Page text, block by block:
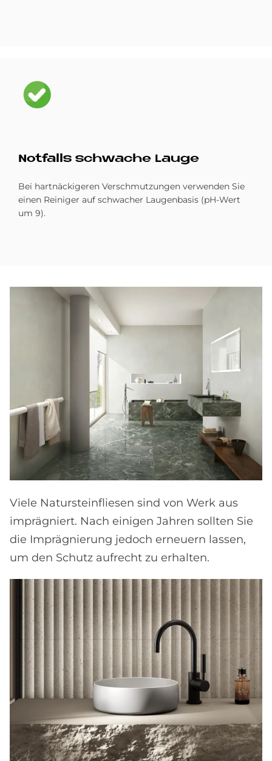
Bild
Not­fal­ls schwache Lau­ge
Bei hartnäckigeren Verschmutzungen verwenden Sie
einen Reiniger auf schwacher Laugenbasis (pH-Wert
um 9).
Viele Natursteinfliesen sind von Werk aus
imprägniert. Nach einigen Jahren sollten Sie
die Imprägnierung jedoch erneuern lassen,
um den Schutz aufrecht zu erhalten.